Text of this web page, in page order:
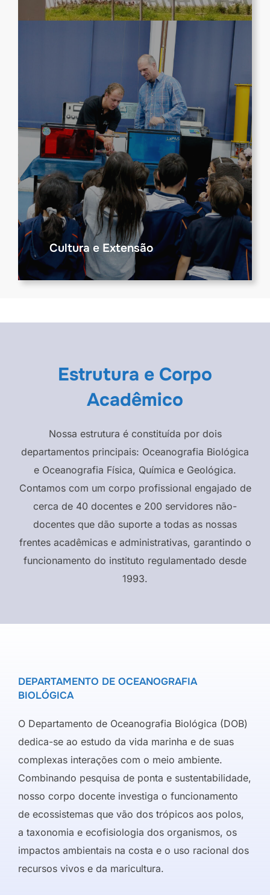
Cultura e Extensão
Estrutura e Corpo
Acadêmico
Nossa estrutura é constituída por dois
departamentos principais: Oceanografia Biológica
e Oceanografia Física, Química e Geológica.
Contamos com um corpo profissional engajado de
cerca de 40 docentes e 200 servidores não-
docentes que dão suporte a todas as nossas
frentes acadêmicas e administrativas, garantindo o
funcionamento do instituto regulamentado desde
1993.
DEPARTAMENTO DE OCEANOGRAFIA
BIOLÓGICA
O Departamento de Oceanografia Biológica (DOB)
dedica-se ao estudo da vida marinha e de suas
complexas interações com o meio ambiente.
Combinando pesquisa de ponta e sustentabilidade,
nosso corpo docente investiga o funcionamento
de ecossistemas que vão dos trópicos aos polos,
a taxonomia e ecofisiologia dos organismos, os
impactos ambientais na costa e o uso racional dos
recursos vivos e da maricultura.